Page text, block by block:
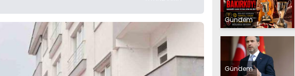
Gündem
Gündem